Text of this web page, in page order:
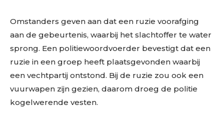
Omstanders geven aan dat een ruzie voorafging
aan de gebeurtenis, waarbij het slachtoffer te water
sprong. Een politiewoordvoerder bevestigt dat een
ruzie in een groep heeft plaatsgevonden waarbij
een vechtpartij ontstond. Bij de ruzie zou ook een
vuurwapen zijn gezien, daarom droeg de politie
kogelwerende vesten.